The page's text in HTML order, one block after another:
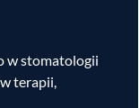
w stomatologii
terapii,